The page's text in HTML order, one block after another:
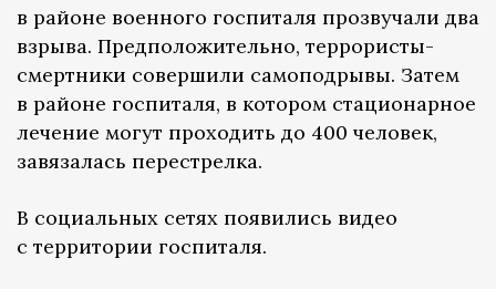
в районе военного госпиталя прозвучали два
взрыва. Предположительно, террористы-
смертники совершили самоподрывы. Затем
в районе госпиталя, в котором стационарное
лечение могут проходить до 400 человек,
завязалась перестрелка.
В социальных сетях появились видео
с территории госпиталя.